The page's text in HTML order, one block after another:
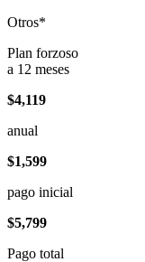
Otros*
Plan forzoso
a 12 meses
$4,119
anual
$1,599
pago inicial
$5,799
Pago total